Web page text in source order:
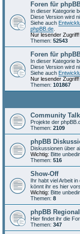
Foren für
In dieser Kategorie
Diese Version wird
Siehe auch
phpBB.de
Nur lesender Zugriff!
Themen: 52543
Foren für
In dieser Kategorie
Diese Version wird
Siehe auch
Nur lesender Zugriff!
Themen: 101867
Community Talk
Projekte der
Themen: 2109
phpBB
Diskussionen über
Wichtig: Bitte
Themen: 516
Show-Off
Ihr habt viel Arbeit
könnt ihr es hier
Wichtig: Bitte
Themen: 8
phpBB Regional
Hier findet ihr die
Themen: 347